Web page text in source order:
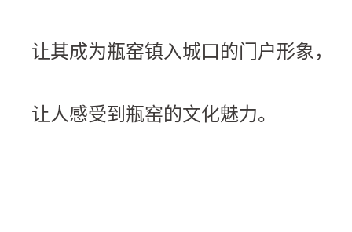
让其成为瓶窑镇入城口的门户形象，
让人感受到瓶窑的文化魅力。